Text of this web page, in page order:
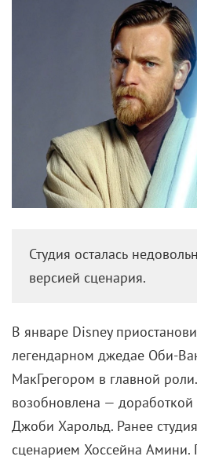
Студия осталась
версией сценария.
В январе Disney
легендарном джедае Оби-
МакГрегором в главной
возобновлена — доработкой
Джоби Харольд. Ранее
сценарием Хоссейна Амини.